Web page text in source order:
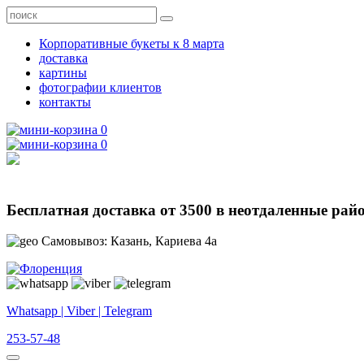
Корпоративные букеты к 8 марта
доставка
картины
фотографии клиентов
контакты
0
0
Бесплатная доставка от 3500 в неотдаленные
Самовывоз: Казань, Кариева 4а
Whatsapp | Viber | Telegram
253-57-48